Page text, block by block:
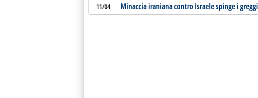
11/04 Minaccia iraniana contro Israele spinge i greggi